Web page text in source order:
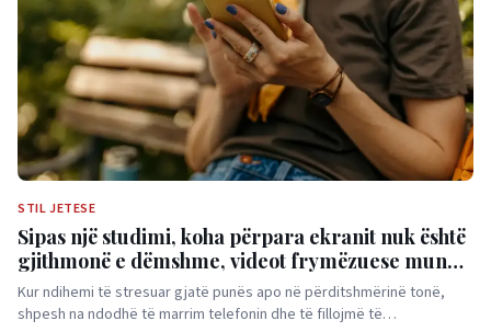
STIL JETESE
Sipas një studimi, koha përpara ekranit nuk është
gjithmonë e dëmshme, videot frymëzuese mund
të ulin stresin njësoj si meditimi
Kur ndihemi të stresuar gjatë punës apo në përditshmërinë tonë,
shpesh na ndodhë të marrim telefonin dhe të fillojmë të…